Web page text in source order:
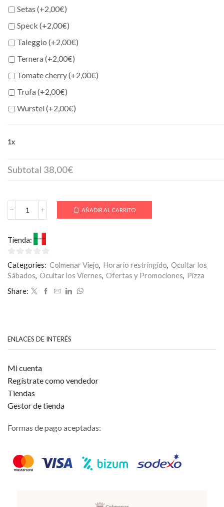
Setas (+2,00€)
Speck (+2,00€)
Taleggio (+2,00€)
Ternera (+2,00€)
Tomate cherry (+2,00€)
Trufa (+2,00€)
Wurstel (+2,00€)
1x
Subtotal 38,00€
OFERTA
Pizzas
GRANDES
AÑADIR AL CARRITO
Tienda:
0
de
Categories: Colmenar Viejo Horario restringido Ocultar los
Sábados Ocultar los Viernes Ofertas y Promociones Pizza
Share:
ENLACES DE INTERÉS
Mi cuenta
Regístrate como vendedor
Tiendas
Gestor de tienda
Formas de pago aceptadas: